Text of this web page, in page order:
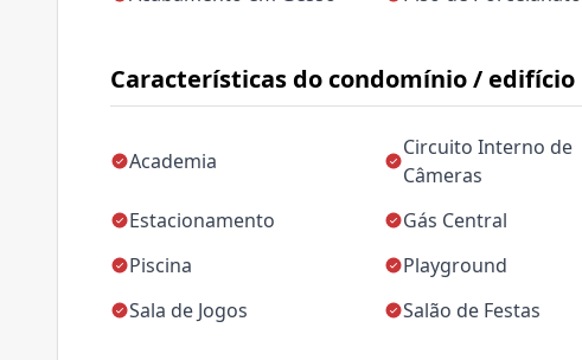
Características do condomínio / edifício
Academia
Circuito Interno de
Câmeras
Estacionamento Gás Central
Piscina
Playground
Sala de Jogos
Salão de Festas